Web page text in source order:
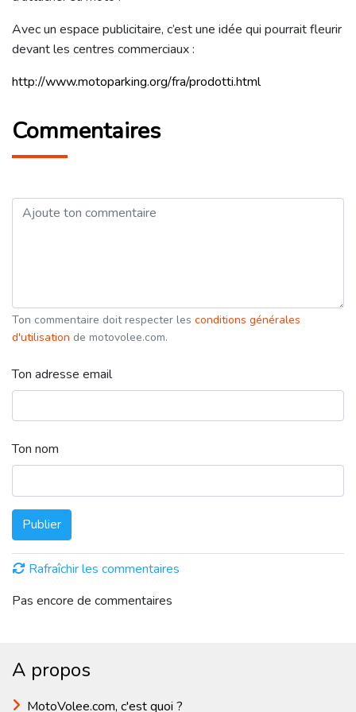
Avec un espace publicitaire, c’est une idée qui pourrait fleurir
devant les centres commerciaux :
http://www.motoparking.org/fra/prodotti.html
Commentaires
Ton commentaire doit respecter les conditions générales
d'utilisation de motovolee.com.
Ton adresse email
Ton nom
Publier
Rafraîchir les commentaires
Pas encore de commentaires
A propos
MotoVolee.com, c'est quoi ?